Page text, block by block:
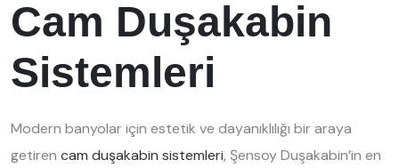
Cam Duşakabin
Sistemleri
Modern banyolar için estetik ve dayanıklılığı bir araya
getiren cam duşakabin sistemleri, Şensoy Duşakabin’in en